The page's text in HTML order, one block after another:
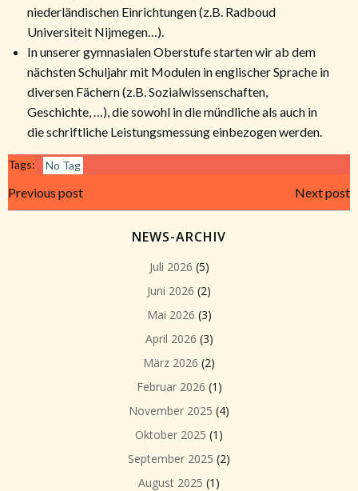
niederländischen Einrichtungen (z.B. Radboud
Universiteit Nijmegen…).
In unserer gymnasialen Oberstufe starten wir ab dem
nächsten Schuljahr mit Modulen in englischer Sprache in
diversen Fächern (z.B. Sozialwissenschaften,
Geschichte, …), die sowohl in die mündliche als auch in
die schriftliche Leistungsmessung einbezogen werden.
Tags: No Tag
Beitragsnavigation
Previous post Next post
NEWS-ARCHIV
Juli 2026 (5)
Juni 2026 (2)
Mai 2026 (3)
April 2026 (3)
März 2026 (2)
Februar 2026 (1)
November 2025 (4)
Oktober 2025 (1)
September 2025 (2)
August 2025 (1)